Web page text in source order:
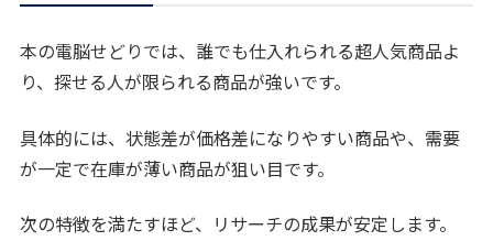
本の電脳せどりでは、誰でも仕入れられる超人気商品よ
り、探せる人が限られる商品が強いです。
具体的には、状態差が価格差になりやすい商品や、需要
が一定で在庫が薄い商品が狙い目です。
次の特徴を満たすほど、リサーチの成果が安定します。